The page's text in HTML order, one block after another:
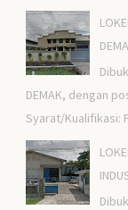
DEMAK, dengan
Syarat/Kualifikasi: